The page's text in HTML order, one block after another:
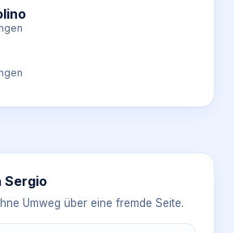
Sergio
Umweg über eine fremde Seite.